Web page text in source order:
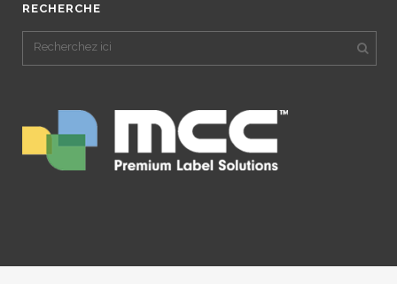
RECHERCHE